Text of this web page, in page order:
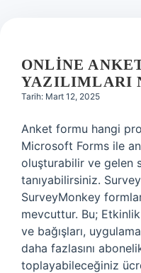
ONLINE
YAZILIMLARI
Tarih: Mart 12, 2025
Anket formu hangi
Microsoft Forms ile
oluşturabilir ve gelen
tanıyabilirsiniz.
SurveyMonkey
mevcuttur. Bu;
ve bağışları,
daha fazlasını
toplayabileceğiniz